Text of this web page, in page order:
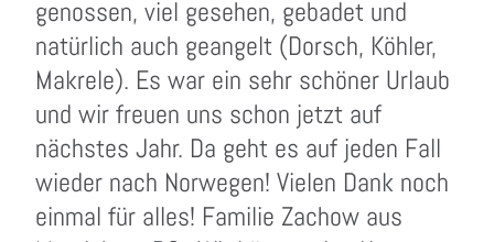
genossen, viel gesehen, gebadet und
natürlich auch geangelt (Dorsch, Köhler,
Makrele). Es war ein sehr schöner Urlaub
und wir freuen uns schon jetzt auf
nächstes Jahr. Da geht es auf jeden Fall
wieder nach Norwegen! Vielen Dank noch
einmal für alles! Familie Zachow aus